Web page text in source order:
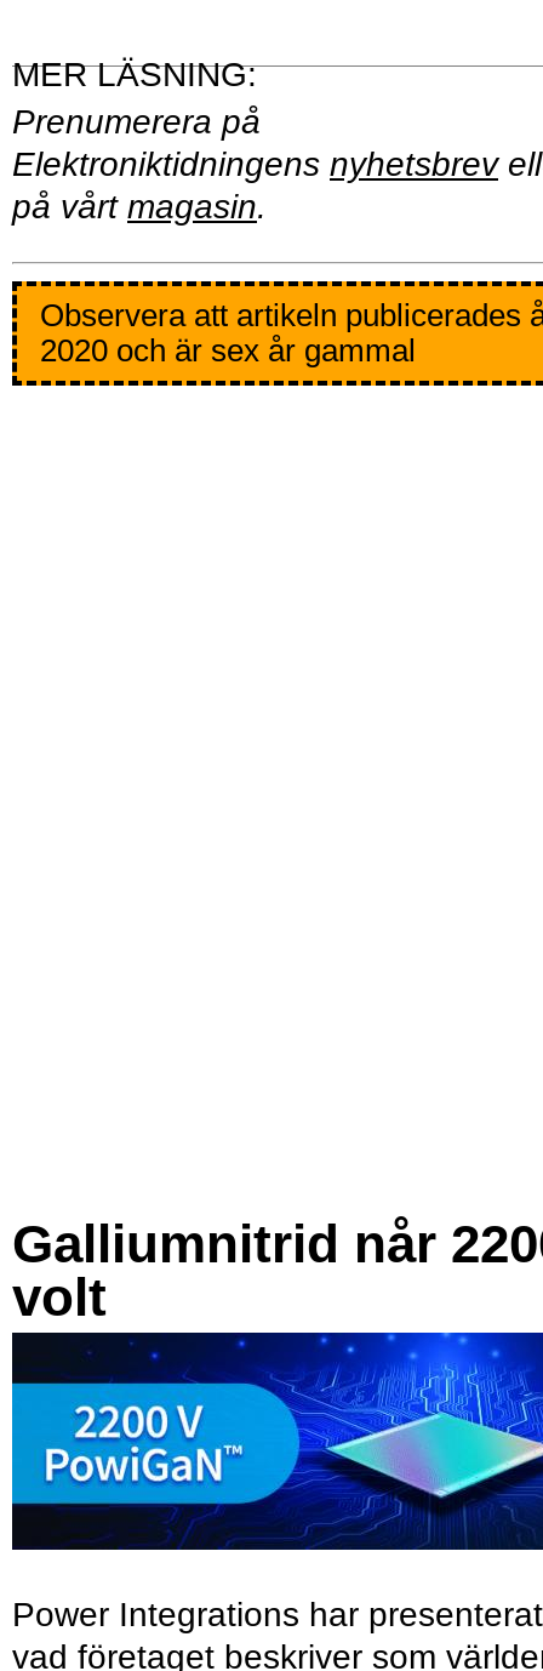
Prenumerera på
Elektroniktidningens nyhetsbrev
på vårt magasin.
Observera att artikeln publicerades
2020 och är sex år gammal
Galliumnitrid når
volt
Power Integrations har presenterat
vad företaget beskriver som